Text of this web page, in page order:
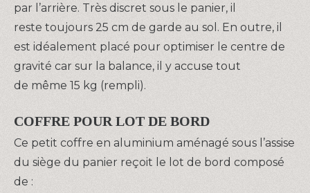
par l’arrière. Très discret sous le panier, il
reste toujours 25 cm de garde au sol. En outre, il
est idéalement placé pour optimiser le centre de
gravité car sur la balance, il y accuse tout
de même 15 kg (rempli).
COFFRE POUR LOT DE BORD
Ce petit coffre en aluminium aménagé sous l’assise
du siège du panier reçoit le lot de bord composé
de :